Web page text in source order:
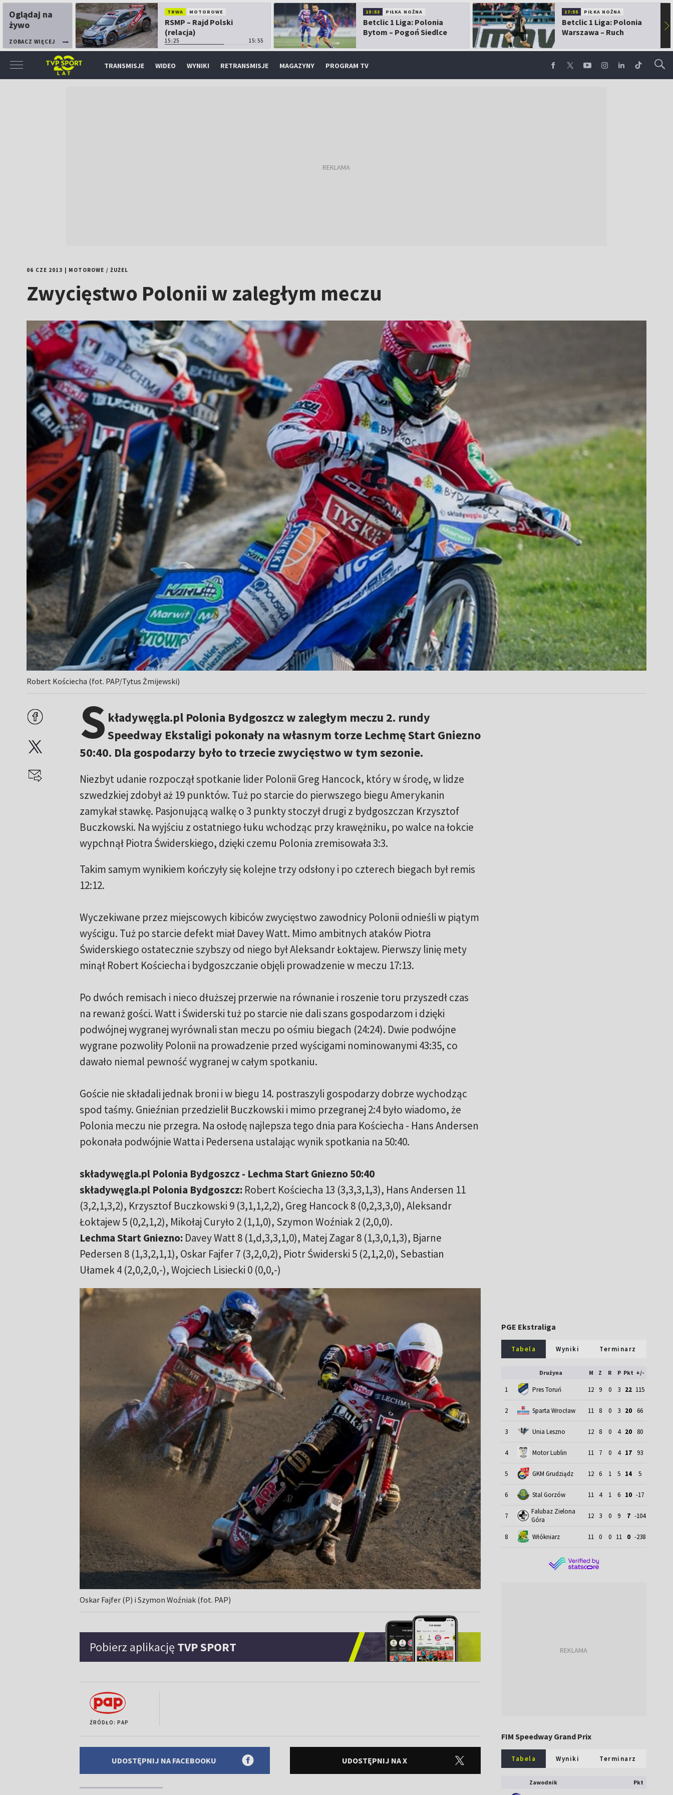
Oglądaj na
żywo
ZOBACZ WIĘCEJ
TRWA MOTOROWE
RSMP – Rajd Polski
(relacja)
15:25 15:55
15:53 PIŁKA NOŻNA
Betclic 1 Liga: Polonia
Bytom – Pogoń Siedlce
17:55 PIŁKA NOŻNA
Betclic 1 Liga: Polonia
Warszawa – Ruch
▶
TRANSMISJE WIDEO WYNIKI RETRANSMISJE MAGAZYNY PROGRAM TV
06 CZE 2013 MOTOROWE / ŻUŻEL
Zwycięstwo Polonii w zaległym meczu
Robert Kościecha (fot. PAP/Tytus Żmijewski)
S kładywęgla.pl Polonia Bydgoszcz w zaległym meczu 2. rundy
Speedway Ekstaligi pokonały na własnym torze Lechmę Start Gniezno
50:40. Dla gospodarzy było to trzecie zwycięstwo w tym sezonie.
Niezbyt udanie rozpoczął spotkanie lider Polonii Greg Hancock, który w środę, w lidze
szwedzkiej zdobył aż 19 punktów. Tuż po starcie do pierwszego biegu Amerykanin
zamykał stawkę. Pasjonującą walkę o 3 punkty stoczył drugi z bydgoszczan Krzysztof
Buczkowski. Na wyjściu z ostatniego łuku wchodząc przy krawężniku, po walce na łokcie
wypchnął Piotra Świderskiego, dzięki czemu Polonia zremisowała 3:3.
Takim samym wynikiem kończyły się kolejne trzy odsłony i po czterech biegach był remis
12:12.
Wyczekiwane przez miejscowych kibiców zwycięstwo zawodnicy Polonii odnieśli w piątym
wyścigu. Tuż po starcie defekt miał Davey Watt. Mimo ambitnych ataków Piotra
Świderskiego ostatecznie szybszy od niego był Aleksandr Łoktajew. Pierwszy linię mety
minął Robert Kościecha i bydgoszczanie objęli prowadzenie w meczu 17:13.
Po dwóch remisach i nieco dłuższej przerwie na równanie i roszenie toru przyszedł czas
na rewanż gości. Watt i Świderski tuż po starcie nie dali szans gospodarzom i dzięki
podwójnej wygranej wyrównali stan meczu po ośmiu biegach (24:24). Dwie podwójne
wygrane pozwoliły Polonii na prowadzenie przed wyścigami nominowanymi 43:35, co
dawało niemal pewność wygranej w całym spotkaniu.
Goście nie składali jednak broni i w biegu 14. postraszyli gospodarzy dobrze wychodząc
spod taśmy. Gnieźnian przedzielił Buczkowski i mimo przegranej 2:4 było wiadomo, że
Polonia meczu nie przegra. Na osłodę najlepsza tego dnia para Kościecha - Hans Andersen
pokonała podwójnie Watta i Pedersena ustalając wynik spotkania na 50:40.
składywęgla.pl Polonia Bydgoszcz - Lechma Start Gniezno 50:40
składywęgla.pl Polonia Bydgoszcz: Robert Kościecha 13 (3,3,3,1,3), Hans Andersen 11
(3,2,1,3,2), Krzysztof Buczkowski 9 (3,1,1,2,2), Greg Hancock 8 (0,2,3,3,0), Aleksandr
Łoktajew 5 (0,2,1,2), Mikołaj Curyło 2 (1,1,0), Szymon Woźniak 2 (2,0,0).
Lechma Start Gniezno: Davey Watt 8 (1,d,3,3,1,0), Matej Zagar 8 (1,3,0,1,3), Bjarne
Pedersen 8 (1,3,2,1,1), Oskar Fajfer 7 (3,2,0,2), Piotr Świderski 5 (2,1,2,0), Sebastian
Ułamek 4 (2,0,2,0,-), Wojciech Lisiecki 0 (0,0,-)
Oskar Fajfer (P) i Szymon Woźniak (fot. PAP)
Pobierz aplikację TVP SPORT
ŹRÓDŁO: PAP
UDOSTĘPNIJ NA FACEBOOKU UDOSTĘPNIJ NA X
PGE Ekstraliga
Tabela Wyniki Terminarz
Drużyna M Z R P Pkt +/-
1 Pres Toruń 12 9 0 3 22 115
2 Sparta Wrocław 11 8 0 3 20 66
3 Unia Leszno 12 8 0 4 20 80
4 Motor Lublin 11 7 0 4 17 93
5 GKM Grudziądz 12 6 1 5 14 5
6 Stal Gorzów 11 4 1 6 10 -17
7
Falubaz Zielona
Góra
12 3 0 9 7 -104
8 Włókniarz 11 0 0 11 0 -238
FIM Speedway Grand Prix
Tabela Wyniki Terminarz
Zawodnik Pkt